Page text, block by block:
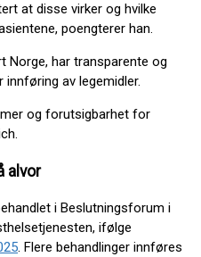
at disse virker og hvilke
poengterer han.
Norge, har transparente og
av legemidler.
og forutsigbarhet for
alvor
i Beslutningsforum i
ifølge
. Flere behandlinger innføres